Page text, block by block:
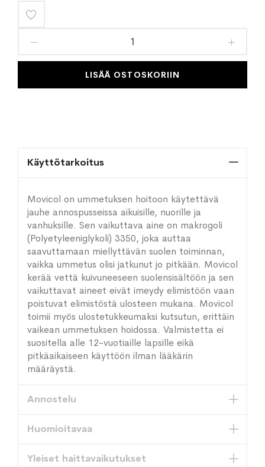
toivelistaan
LISÄÄ OSTOSKORIIN
Käyttötarkoitus
Movicol on ummetuksen hoitoon käytettävä
jauhe annospusseissa aikuisille, nuorille ja
vanhuksille. Sen vaikuttava aine on makrogoli
(Polyetyleeniglykoli) 3350, joka auttaa
saavuttamaan miellyttävän suolen toiminnan,
vaikka ummetus olisi jatkunut jo pitkään. Movicol
kerää vettä kuivuneeseen suolensisältöön ja sen
vaikuttavat aineet eivät imeydy elimistöön vaan
poistuvat elimistöstä ulosteen mukana. Movicol
toimii myös ulostetukkeumaksi kutsutun, erittäin
vaikean ummetuksen hoidossa. Valmistetta ei
suositella alle 12-vuotiaille lapsille eikä
pitkäaikaiseen käyttöön ilman lääkärin
määräystä.
Annostelu
Huomioitavaa
Yleiset haittavaikutukset